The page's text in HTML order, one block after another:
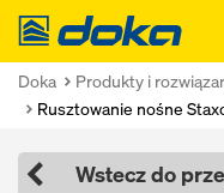
Doka
Doka Produkty i
Rusztowanie nośne
Wstecz do